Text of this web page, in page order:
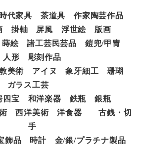
代家具 茶道具 作家陶芸作品
掛軸 屏風 浮世絵 版画
絵 諸工芸民芸品 鎧兜/甲冑
人形 彫刻作品
教美術 アイヌ 象牙細工 珊瑚
ガラス工芸
四宝 和洋楽器 鉄瓶 銀瓶
術 西洋美術 洋食器 古銭・切
手
品 時計 金/銀/プラチナ製品